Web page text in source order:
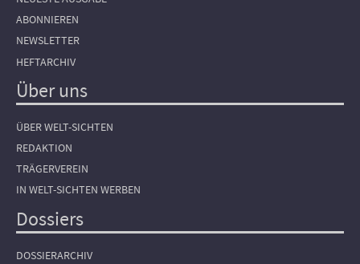
ABONNIEREN
NEWSLETTER
HEFTARCHIV
Über uns
ÜBER WELT-SICHTEN
REDAKTION
TRÄGERVEREIN
IN WELT-SICHTEN WERBEN
Dossiers
DOSSIERARCHIV